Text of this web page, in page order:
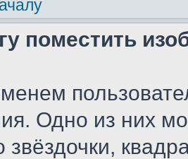
поместить
Одно из них
звёздочки,